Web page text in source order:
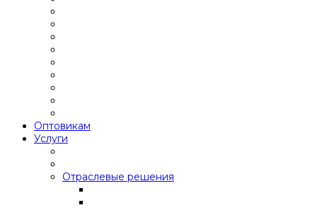
Оптовикам
Услуги
Отраслевые решения